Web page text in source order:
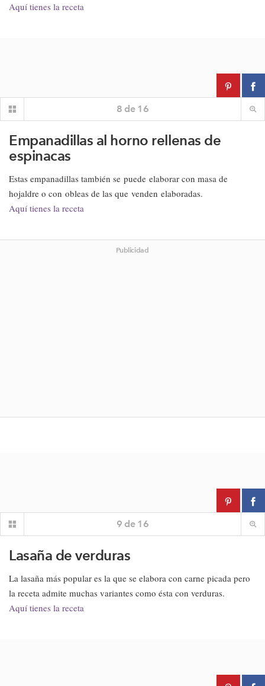
Aquí tienes la receta
8 de 16
Empanadillas al horno rellenas de
espinacas
Estas empanadillas también se puede elaborar con masa de
hojaldre o con obleas de las que venden elaboradas.
Aquí tienes la receta
Publicidad
9 de 16
Lasaña de verduras
La lasaña más popular es la que se elabora con carne picada pero
la receta admite muchas variantes como ésta con verduras.
Aquí tienes la receta